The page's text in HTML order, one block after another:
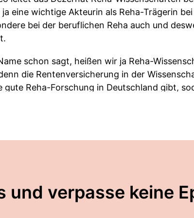
eine wichtige Akteurin als Reha-Trägerin
bei der beruflichen Reha auch und
schon sagt, heißen wir ja Reha-
die Rentenversicherung in der
gute Reha-Forschung in Deutschland gibt,
mit das Hauptgeschäft –, dass wir
großen Bundesträger angesiedelt, aber
Rentenversicherungsträger, 16 in
und verpasse keine